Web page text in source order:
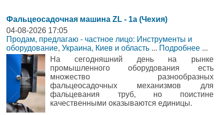
Фальцеосадочная машина ZL - 1a (Чехия)
04-08-2026 17:05
Продам, предлагаю - частное лицо: Инструменты и
оборудование, Украина, Киев и область ... Подробнее ...
На сегодняшний день на рынке
промышленного оборудования есть
множество разнообразных
фальцеосадочных механизмов для
фальцевания труб, но поистине
качественными оказываются единицы.